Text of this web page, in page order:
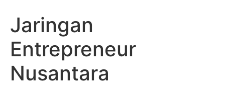
Jaringan
Entrepreneur
Nusantara